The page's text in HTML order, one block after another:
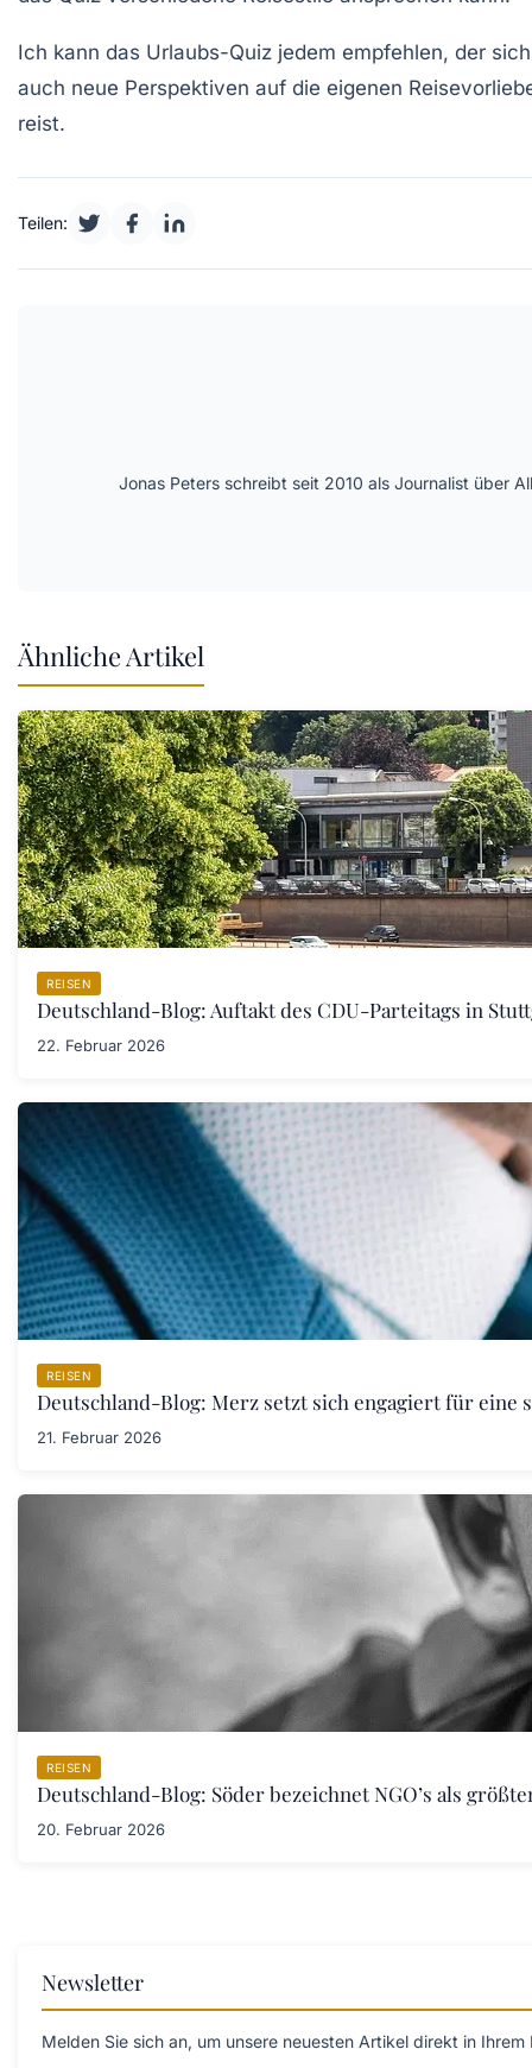
Ich kann das Urlaubs-Quiz jedem empfehlen, der
auch neue Perspektiven auf die eigenen
reist.
Teilen:
Jonas Peters schreibt seit 2010 als Journalist über
Ähnliche Artikel
REISEN
Deutschland-Blog: Auftakt des CDU-Parteitags in
22. Februar 2026
REISEN
Deutschland-Blog: Merz setzt sich engagiert für eine
21. Februar 2026
REISEN
Deutschland-Blog: Söder bezeichnet NGO’s als
20. Februar 2026
Newsletter
Melden Sie sich an, um unsere neuesten Artikel direkt in